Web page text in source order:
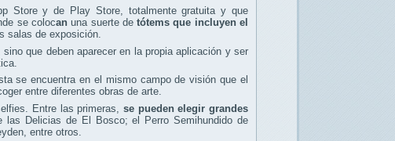
Store y de Play Store, totalmente gratuita y que
se colocanuna suerte detótems que incluyen el
salas de exposición.
sino que deben aparecer en la propia aplicación y ser
se encuentra en el mismo campo de visión que el
entre diferentes obras de arte.
Entre las primeras, se pueden elegir grandes
Delicias de El Bosco; el Perro Semihundido de
entre otros.